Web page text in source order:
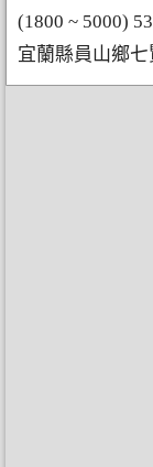
(1800 ~ 5000)
宜蘭縣員山鄉